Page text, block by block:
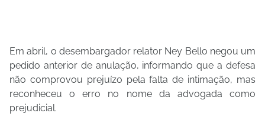
Em abril, o desembargador relator Ney Bello negou um
pedido anterior de anulação, informando que a defesa
não comprovou prejuízo pela falta de intimação, mas
reconheceu o erro no nome da advogada como
prejudicial.